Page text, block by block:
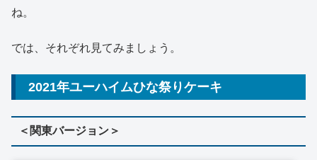
ね。
では、それぞれ見てみましょう。
2021年ユーハイムひな祭りケーキ
＜関東バージョン＞